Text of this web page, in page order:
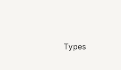
Types